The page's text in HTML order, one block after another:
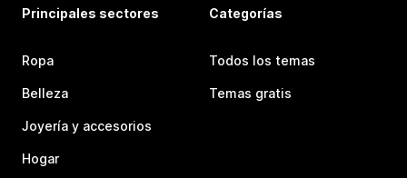
Principales sectores
Ropa
Belleza
Joyería y accesorios
Hogar
Categorías
Todos los temas
Temas gratis